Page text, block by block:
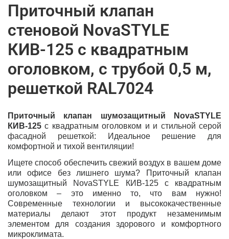
Приточный клапан
стеновой NovaSTYLE
КИВ-125 с квадратным
оголовком, с трубой 0,5 м,
решеткой RAL7024
Приточный клапан шумозащитный NovaSTYLE
КИВ-125 с квадратным оголовком и и стильной серой
фасадной решеткой: Идеальное решение для
комфортной и тихой вентиляции!
Ищете способ обеспечить свежий воздух в вашем доме
или офисе без лишнего шума? Приточный клапан
шумозащитный NovaSTYLE КИВ-125 с квадратным
оголовком – это именно то, что вам нужно!
Современные технологии и высококачественные
материалы делают этот продукт незаменимым
элементом для создания здорового и комфортного
микроклимата.